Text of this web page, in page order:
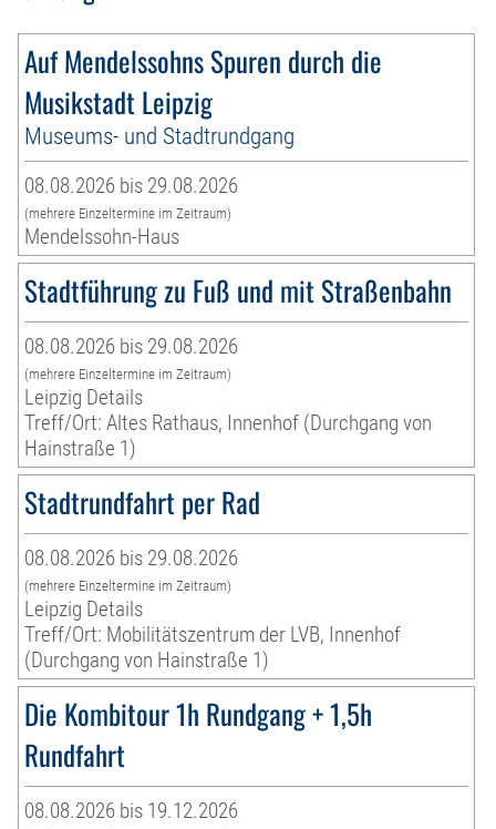
Auf Mendelssohns Spuren durch die
Musikstadt Leipzig
Museums- und Stadtrundgang
08.08.2026 bis 29.08.2026
(mehrere Einzeltermine im Zeitraum)
Mendelssohn-Haus
Stadtführung zu Fuß und mit Straßenbahn
08.08.2026 bis 29.08.2026
(mehrere Einzeltermine im Zeitraum)
Leipzig Details
Treff/Ort: Altes Rathaus, Innenhof (Durchgang von
Hainstraße 1)
Stadtrundfahrt per Rad
08.08.2026 bis 29.08.2026
(mehrere Einzeltermine im Zeitraum)
Leipzig Details
Treff/Ort: Mobilitätszentrum der LVB, Innenhof
(Durchgang von Hainstraße 1)
Die Kombitour 1h Rundgang + 1,5h
Rundfahrt
08.08.2026 bis 19.12.2026